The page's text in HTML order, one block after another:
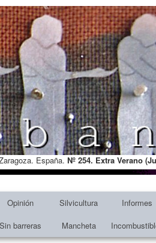
España. Nº 254. Extra Verano
Opinión Silvicultura Informes
Sin barreras Mancheta